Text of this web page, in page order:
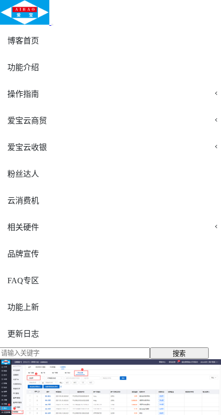
博客首页
功能介绍
操作指南
爱宝云商贸
爱宝云收银
粉丝达人
云消费机
相关硬件
品牌宣传
FAQ专区
功能上新
更新日志
搜索